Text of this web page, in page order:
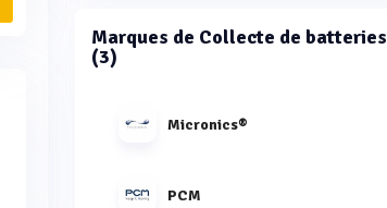
Marques de Collecte de batteries
(3)
Micronics®
PCM